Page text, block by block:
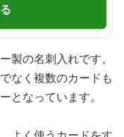
製の名刺入れです。
なく複数のカードも
となっています。